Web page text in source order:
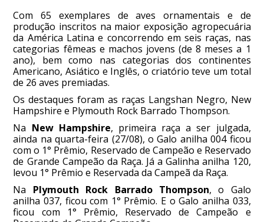
Com 65 exemplares de aves ornamentais e de
produção inscritos na maior exposição agropecuária
da América Latina e concorrendo em seis raças, nas
categorias fêmeas e machos jovens (de 8 meses a 1
ano), bem como nas categorias dos continentes
Americano, Asiático e Inglês, o criatório teve um total
de 26 aves premiadas.
Os destaques foram as raças Langshan Negro, New
Hampshire e Plymouth Rock Barrado Thompson.
Na New Hampshire, primeira raça a ser julgada,
ainda na quarta-feira (27/08), o Galo anilha 004 ficou
com o 1° Prêmio, Reservado de Campeão e Reservado
de Grande Campeão da Raça. Já a Galinha anilha 120,
levou 1° Prêmio e Reservada da Campeã da Raça.
Na Plymouth Rock Barrado Thompson, o Galo
anilha 037, ficou com 1° Prêmio. E o Galo anilha 033,
ficou com 1° Prêmio, Reservado de Campeão e